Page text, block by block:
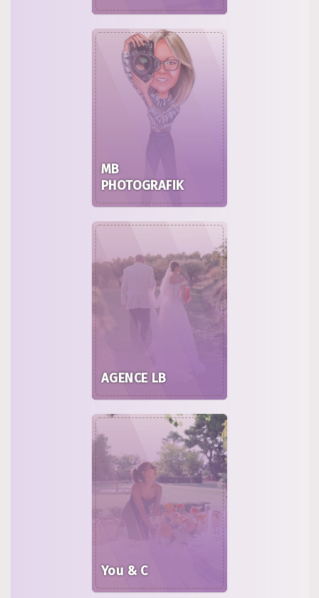
MB
PHOTOGRAFIK
AGENCE LB
You & C